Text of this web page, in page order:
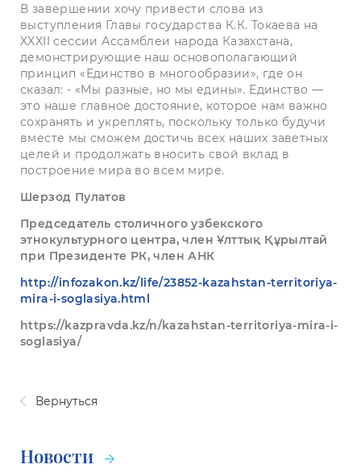
В завершении хочу привести слова из
выступления Главы государства К.К. Токаева на
XXXII сессии Ассамблеи народа Казахстана,
демонстрирующие наш основополагающий
принцип «Единство в многообразии», где он
сказал: - «Мы разные, но мы едины». Единство —
это наше главное достояние, которое нам важно
сохранять и укреплять, поскольку только будучи
вместе мы сможем достичь всех наших заветных
целей и продолжать вносить свой вклад в
построение мира во всем мире.
Шерзод Пулатов
Председатель столичного узбекского
этнокультурного центра, член Ұлттық Құрылтай
при Президенте РК, член АНК
http://infozakon.kz/life/23852-kazahstan-territoriya-
mira-i-soglasiya.html
https://kazpravda.kz/n/kazahstan-territoriya-mira-i-
soglasiya/
Вернуться
Новости